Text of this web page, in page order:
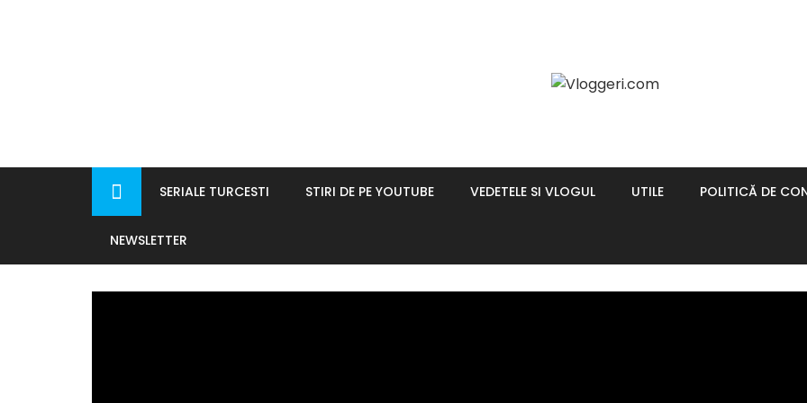
SERIALE TURCESTI STIRI DE PE YOUTUBE VEDETELE SI VLOGUL UTILE POLITICĂ DE
NEWSLETTER